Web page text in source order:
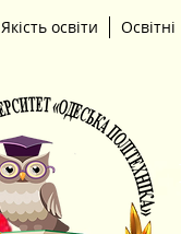
Якість освіти